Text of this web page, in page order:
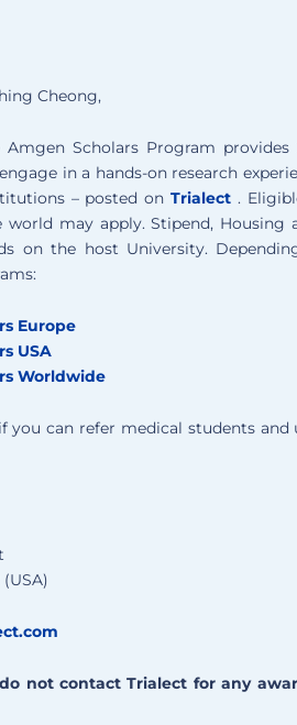
Cheong,
Amgen Scholars Program
in a hands-on research
– posted on Trialect.
may apply. Stipend, Housing
on the host University.
Europe
USA
Worldwide
you can refer medical students
(USA)
do not contact Trialect for any